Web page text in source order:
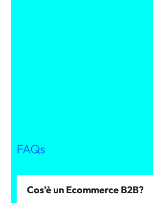
FAQs
Cos’è un Ecommerce B2B?